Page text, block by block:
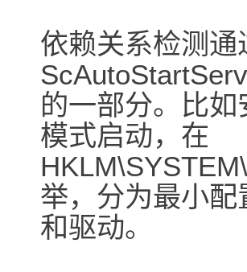
依赖关系检测
的一部分。比如
模式启动，在
举，分为最小
和驱动。